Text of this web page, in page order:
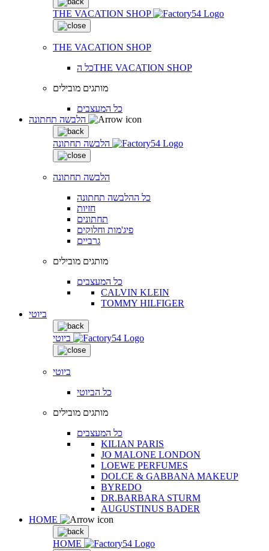
THE VACATION SHOP
THE VACATION SHOP
כל הTHE VACATION SHOP
מותגים מובילים
כל המעצבים
הלבשה תחתונה
הלבשה תחתונה
כל ההלבשה תחתונה
חזיות
תחתונים
פיג'מות וחלוקים
גרביים
מותגים מובילים
כל המעצבים
CALVIN KLEIN
TOMMY HILFIGER
ביוטי
ביוטי
ביוטי
כל הביוטי
מותגים מובילים
כל המעצבים
KILIAN PARIS
JO MALONE LONDON
LOEWE PERFUMES
DOLCE & GABBANA MAKEUP
BYREDO
DR.BARBARA STURM
AUGUSTINUS BADER
HOME
HOME